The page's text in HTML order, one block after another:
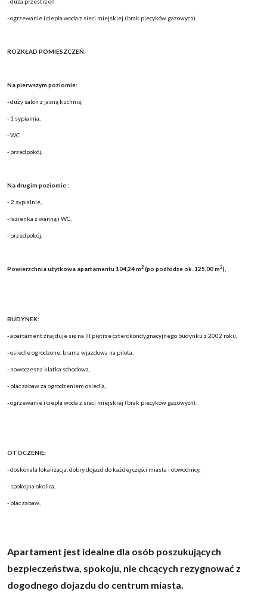
- ogrzewanie i ciepła woda z sieci miejskiej (brak piecyków gazowych).
ROZKŁAD POMIESZCZEŃ:
Na pierwszym poziomie:
- duży salon z jasną kuchnią,
- 1 sypialnia,
- WC
- przedpokój,
Na drugim poziomie :
- 2 sypialnie,
- łazienka z wanną i WC,
- przedpokój,
Powierzchnia użytkowa apartamentu 104,24 m2 (po podłodze ok. 125,00 m2),
BUDYNEK:
- apartament znajduje się na III piętrzeczterokondygnacyjnego budynku z 2002 roku,
-osiedle ogrodzone, brama wjazdowa na pilota,
- nowoczesna klatka schodowa,
- plac zabaw za ogrodzeniem osiedla,
- ogrzewanie i ciepła woda z sieci miejskiej (brak piecyków gazowych).
OTOCZENIE:
- doskonała lokalizacja, dobry dojazd do każdej części miasta i obwodnicy,
- spokojna okolica,
- plac zabaw,
Apartament jest idealne dla osób poszukujących
bezpieczeństwa, spokoju, nie chcących rezygnować z
dogodnego dojazdu do centrum miasta.